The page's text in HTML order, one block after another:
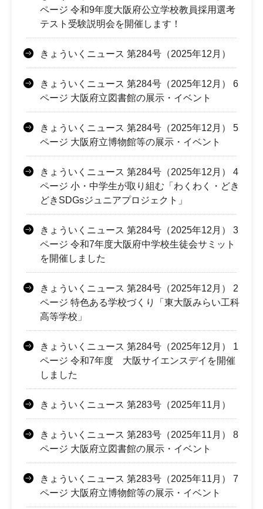
ページ 令和9年度大阪府公立学校教員採用選考
テスト受験説明会を開催します！
きょういくニュース 第284号（2025年12月）
きょういくニュース 第284号（2025年12月） 6
ページ 大阪府立図書館の展示・イベント
きょういくニュース 第284号（2025年12月） 5
ページ 大阪府立博物館等の展示・イベント
きょういくニュース 第284号（2025年12月） 4
ページ 小・中学生が取り組む「わくわく・どき
どきSDGsジュニアプロジェクト」
きょういくニュース 第284号（2025年12月） 3
ページ 令和7年度大阪府中学校生徒会サミット
を開催しました
きょういくニュース 第284号（2025年12月） 2
ページ 特色ある学校づくり「東大阪みらい工科
高等学校」
きょういくニュース 第284号（2025年12月） 1
ページ 令和7年度 大阪サイエンスデイを開催
しました
きょういくニュース 第283号（2025年11月）
きょういくニュース 第283号（2025年11月） 8
ページ 大阪府立図書館の展示・イベント
きょういくニュース 第283号（2025年11月） 7
ページ 大阪府立博物館等の展示・イベント